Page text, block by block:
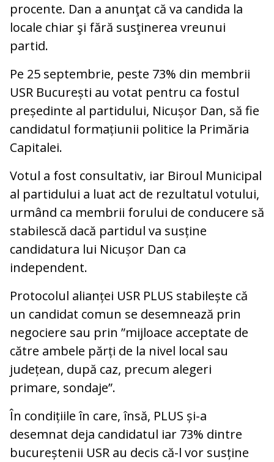
procente. Dan a anunţat că va candida la
locale chiar şi fără susţinerea vreunui
partid.
Pe 25 septembrie, peste 73% din membrii
USR București au votat pentru ca fostul
președinte al partidului, Nicușor Dan, să fie
candidatul formațiunii politice la Primăria
Capitalei.
Votul a fost consultativ, iar Biroul Municipal
al partidului a luat act de rezultatul votului,
urmând ca membrii forului de conducere să
stabilescă dacă partidul va susține
candidatura lui Nicușor Dan ca
independent.
Protocolul alianței USR PLUS stabilește că
un candidat comun se desemnează prin
negociere sau prin ”mijloace acceptate de
către ambele părți de la nivel local sau
județean, după caz, precum alegeri
primare, sondaje”.
În condițiile în care, însă, PLUS și-a
desemnat deja candidatul iar 73% dintre
bucureștenii USR au decis că-l vor susține